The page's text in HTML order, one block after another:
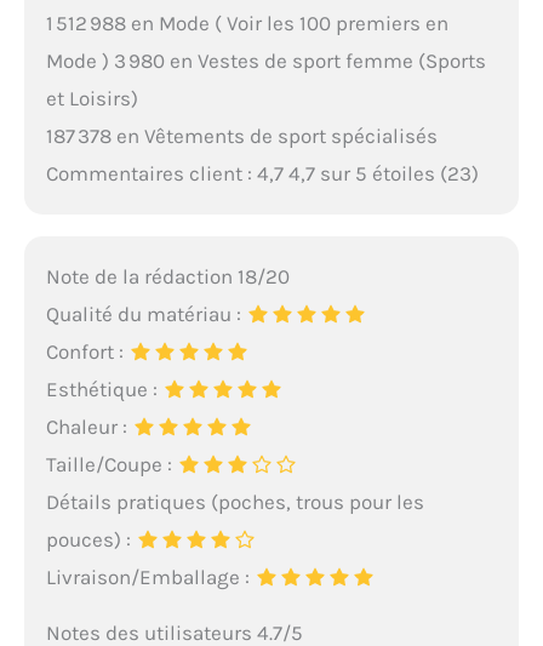
1 512 988 en Mode ( Voir les 100 premiers en
Mode ) 3 980 en Vestes de sport femme (Sports
et Loisirs)
187 378 en Vêtements de sport spécialisés
Commentaires client : 4,7 4,7 sur 5 étoiles (23)
Note de la rédaction 18/20
Qualité du matériau :
Confort :
Esthétique :
Chaleur :
Taille/Coupe :
Détails pratiques (poches, trous pour les
pouces) :
Livraison/Emballage :
Notes des utilisateurs 4.7/5